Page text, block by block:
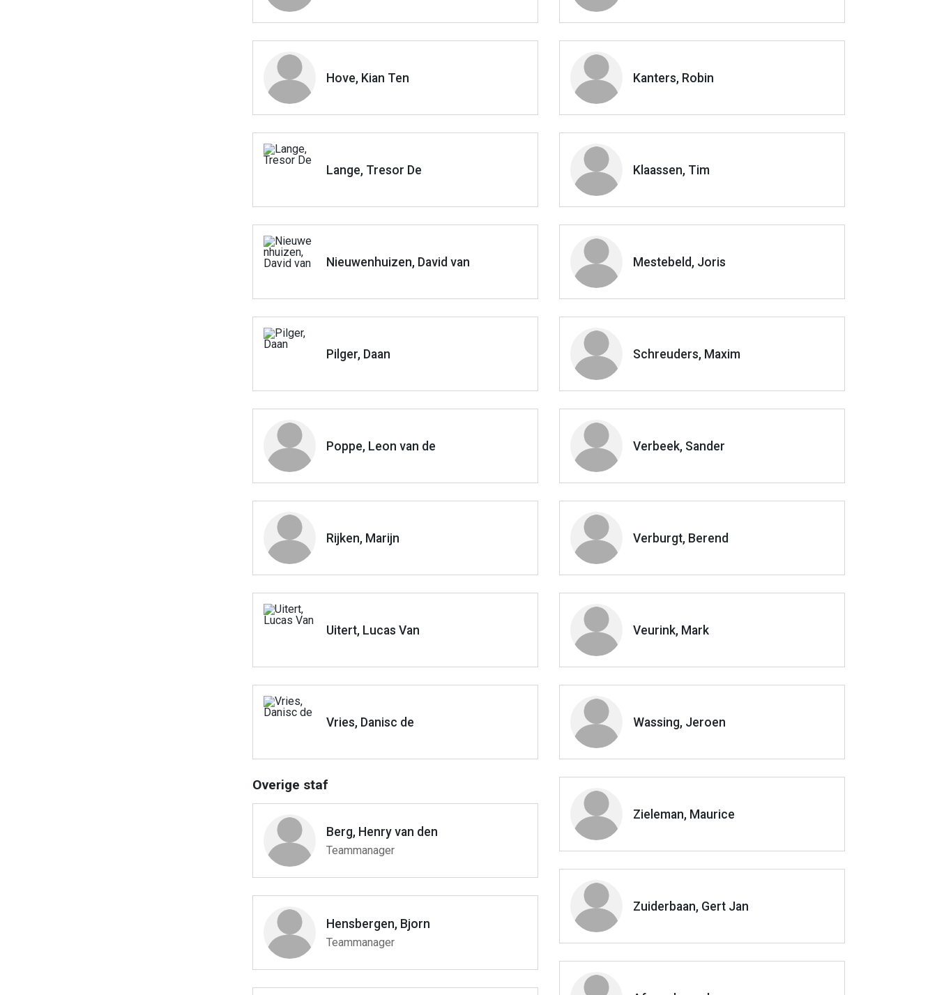
Hove, Kian Ten
Lange, Tresor De
Nieuwenhuizen, David van
Pilger, Daan
Poppe, Leon van de
Rijken, Marijn
Uitert, Lucas Van
Vries, Danisc de
Overige staf
Berg, Henry van den
Teammanager
Hensbergen, Bjorn
Teammanager
Kanters, Robin
Klaassen, Tim
Mestebeld, Joris
Schreuders, Maxim
Verbeek, Sander
Verburgt, Berend
Veurink, Mark
Wassing, Jeroen
Zieleman, Maurice
Zuiderbaan, Gert Jan